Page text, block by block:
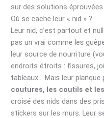
sur des solutions éprouvées
Où se cache leur « nid » ?
Leur nid, c’est partout et
pas un vrai comme les
leur source de nourriture
endroits étroits : fissures,
tableaux… Mais leur planque
coutures, les coutils et
croisé des nids dans des
stickers sur les murs. Leur